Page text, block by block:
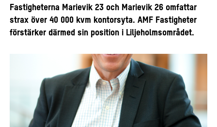
Fastigheterna Marievik 23 och Marievik 26 omfattar
strax över 40 000 kvm kontorsyta. AMF Fastigheter
förstärker därmed sin position i Liljeholmsområdet.